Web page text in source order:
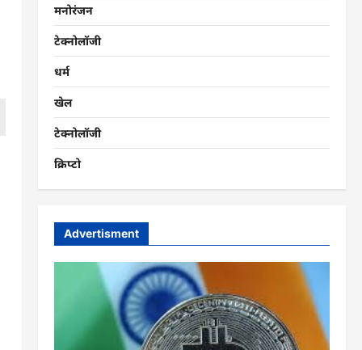
मनोरंजन
टेक्नोलॉजी
धर्म
खेल
टेक्नोलॉजी
क्रिप्टो
Advertisment